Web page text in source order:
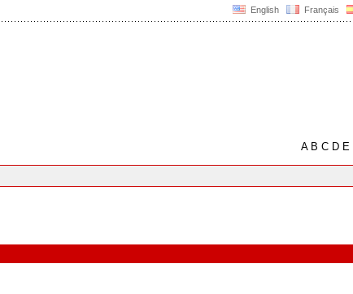
English Français
AB C D E